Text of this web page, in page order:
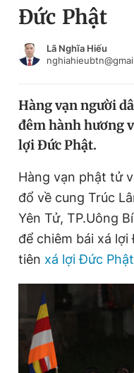
Chuyên mục khác
Chào ngày mới
Video
Sản phẩm khác
Tiện ích
Thông tin tòa soạn
Đọc Thanh Niên
Tin đã xem
Đăng xuất
Đức Phật
Lã Nghĩa Hiếu
Hàng vạn người
đêm hành hương
lợi Đức Phật.
Hàng vạn phật tử
đổ về cung Trúc
Yên Tử, TP.Uông
để chiêm bái xá
tiên xá lợi Đức Phật